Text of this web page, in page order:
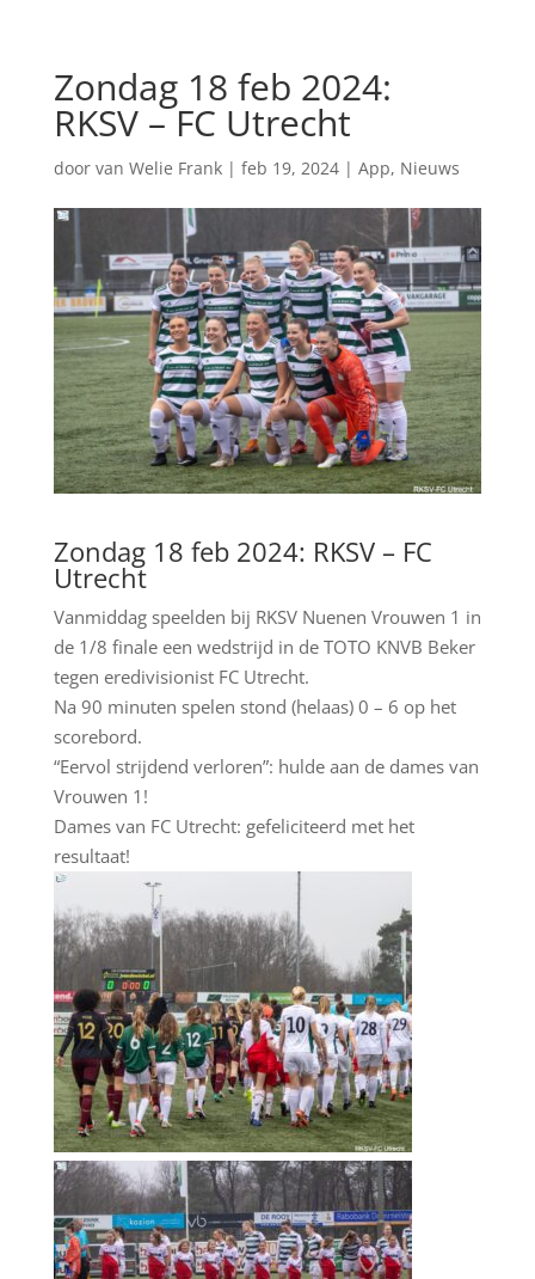
Zondag 18 feb 2024:
RKSV – FC Utrecht
door van Welie Frank| feb 19, 2024| App, Nieuws
Zondag 18 feb 2024: RKSV – FC
Utrecht
Vanmiddag speelden bij RKSV Nuenen Vrouwen 1 in
de 1/8 finale een wedstrijd in de TOTO KNVB Beker
tegen eredivisionist FC Utrecht.
Na 90 minuten spelen stond (helaas) 0 – 6 op het
scorebord.
“Eervol strijdend verloren”: hulde aan de dames van
Vrouwen 1!
Dames van FC Utrecht: gefeliciteerd met het
resultaat!